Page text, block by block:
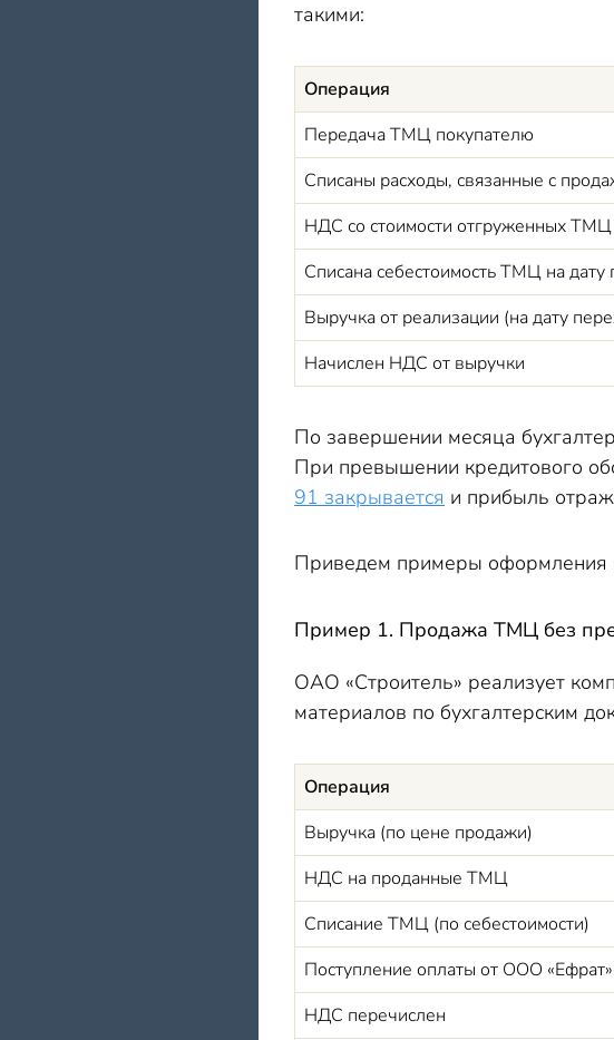
такими:
Операция
Передача ТМЦ покупателю
Списаны расходы, связанные с
НДС со стоимости отгруженных ТМЦ
Списана себестоимость ТМЦ на дату
Выручка от реализации (на дату
Начислен НДС от выручки
По завершении месяца
При превышении кредитового
91 закрывается и прибыль
Приведем примеры оформления
Пример 1. Продажа ТМЦ без
ОАО «Строитель» реализует
материалов по бухгалтерским
Операция
Выручка (по цене продажи)
НДС на проданные ТМЦ
Списание ТМЦ (по себестоимости)
Поступление оплаты от ООО «Ефрат»
НДС перечислен